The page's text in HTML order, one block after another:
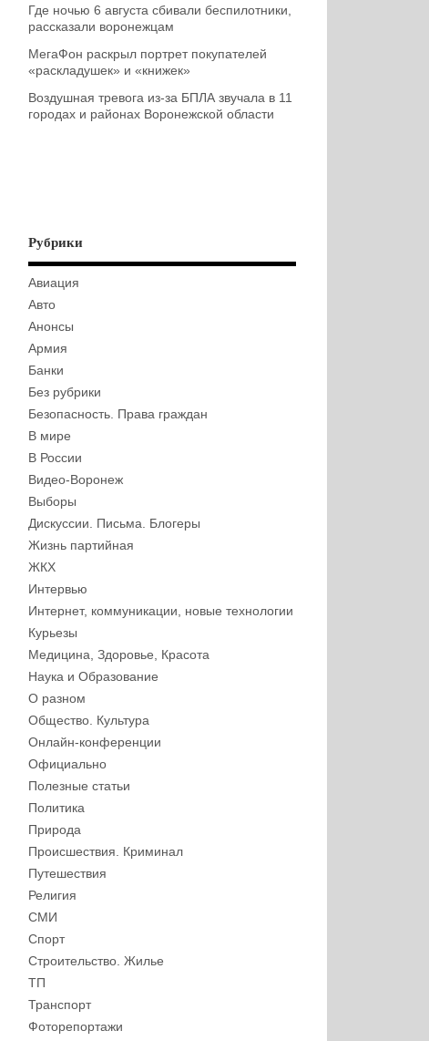
Где ночью 6 августа сбивали беспилотники,
рассказали воронежцам
МегаФон раскрыл портрет покупателей
«раскладушек» и «книжек»
Воздушная тревога из-за БПЛА звучала в 11
городах и районах Воронежской области
Рубрики
Авиация
Авто
Анонсы
Армия
Банки
Без рубрики
Безопасность. Права граждан
В мире
В России
Видео-Воронеж
Выборы
Дискуссии. Письма. Блогеры
Жизнь партийная
ЖКХ
Интервью
Интернет, коммуникации, новые технологии
Курьезы
Медицина, Здоровье, Красота
Наука и Образование
О разном
Общество. Культура
Онлайн-конференции
Официально
Полезные статьи
Политика
Природа
Происшествия. Криминал
Путешествия
Религия
СМИ
Спорт
Строительство. Жилье
ТП
Транспорт
Фоторепортажи